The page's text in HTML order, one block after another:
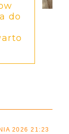
do
2026 21:23